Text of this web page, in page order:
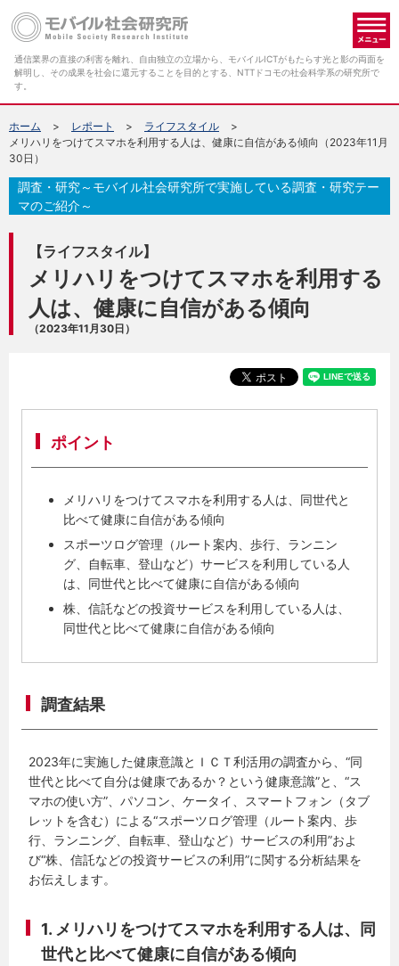
通信業界の直接の利害を離れ、自由独立の立場から、モバイルICTがもたらす光と影の両面を
解明し、その成果を社会に還元することを目的とする、NTTドコモの社会科学系の研究所で
す。
ホーム レポート
ライフスタイル
メリハリをつけてスマホを利用する人は、健康に自信がある傾向（2023年11月
30日）
【ライフスタイル】
メリハリをつけてスマホを利用する
人は、健康に自信がある傾向
（2023年11月30日）
調査・研究～モバイル社会研究所で実施している調査・研究テー
マのご紹介～
ポイント
メリハリをつけてスマホを利用する人は、同世代と
比べて健康に自信がある傾向
スポーツログ管理（ルート案内、歩行、ランニン
グ、自転車、登山など）サービスを利用している人
は、同世代と比べて健康に自信がある傾向
株、信託などの投資サービスを利用している人は、
同世代と比べて健康に自信がある傾向
調査結果
2023年に実施した健康意識とＩＣＴ利活用の調査から、“同
世代と比べて自分は健康であるか？という健康意識”と、“ス
マホの使い方”、パソコン、ケータイ、スマートフォン（タブ
レットを含む）による“スポーツログ管理（ルート案内、歩
行、ランニング、自転車、登山など）サービスの利用”およ
び“株、信託などの投資サービスの利用”に関する分析結果を
お伝えします。
1. メリハリをつけてスマホを利用する人は、同
世代と比べて健康に自信がある傾向